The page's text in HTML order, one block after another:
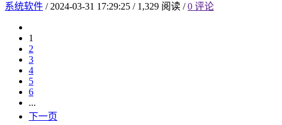
系统软件 /2024-03-31 17:29:25 /1,329 阅读 / 0 评论
1
2
3
4
5
6
...
下一页